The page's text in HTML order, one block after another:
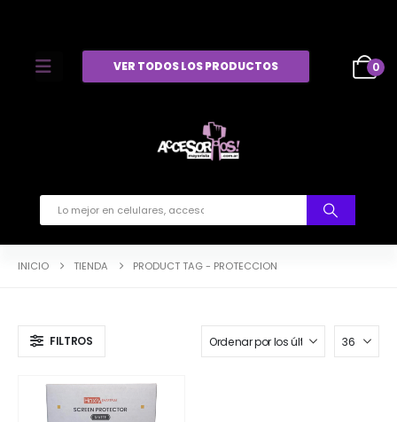
VER TODOS LOS PRODUCTOS 0
INICIO TIENDA PRODUCT TAG - PROTECCION
FILTROS